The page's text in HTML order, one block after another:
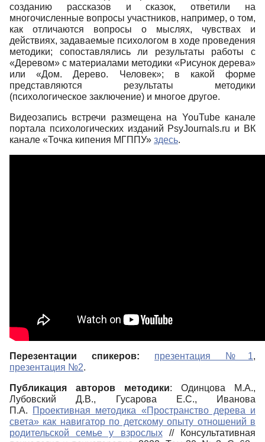
созданию рассказов и сказок, ответили на
многочисленные вопросы участников, например, о том,
как отличаются вопросы о мыслях, чувствах и
действиях, задаваемые психологом в ходе проведения
методики; сопоставлялись ли результаты работы с
«Деревом» с материалами методики «Рисунок дерева»
или «Дом. Дерево. Человек»; в какой форме
представляются результаты методики
(психологическое заключение) и многое другое.
Видеозапись встречи размещена на YouTubeканале
портала психологических изданий PsyJournals.ru и ВК
канале «Точка кипения МГППУ» здесь.
Перезентации спикеров: презентация №1,
презентация №2.
Публикация авторов методики: Одинцова М.А.,
Лубовский Д.В., Гусарова Е.С., Иванова
П.А.
Проективная методика «Пространство дерева и
света» как навигатор по детскому опыту отношений в
родительской семье у взрослых// Консультативная